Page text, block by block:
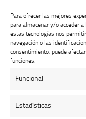
Para ofrecer las mejores
para almacenar y/o acceder
estas tecnologías nos
navegación o las
consentimiento, puede
funciones.
Funcional
Estadísticas
Buzón